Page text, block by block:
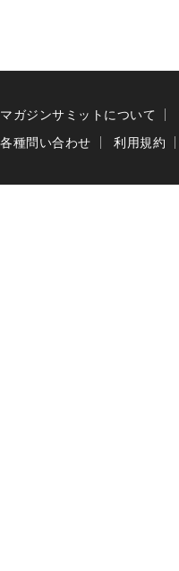
マガジンサミットについて
各種問い合わせ
利用規約